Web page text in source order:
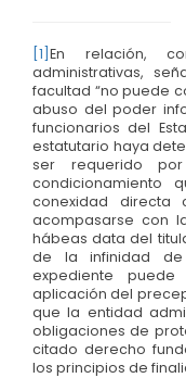
[1] En relación,
administrativas,
facultad “no puede
abuso del poder
funcionarios del
estatutario haya
ser requerido
condicionamiento
conexidad directa
acompasarse con
hábeas data del
de la infinidad
expediente
aplicación del
que la entidad
obligaciones de
citado derecho
los principios de